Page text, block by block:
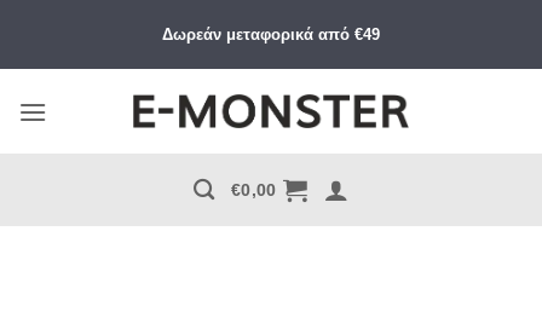
περιεχόμενο
Δωρεάν μεταφορικά από €49
€0,00